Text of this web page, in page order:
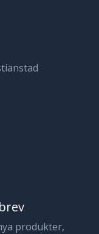
produkter,